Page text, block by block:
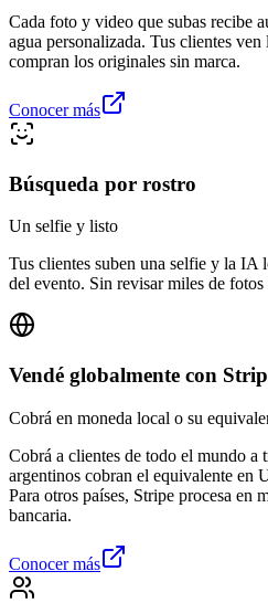
Cada foto y video que subas recibe
agua personalizada. Tus clientes
compran los originales sin marca.
Conocer más
Búsqueda por rostro
Un selfie y listo
Tus clientes suben una selfie y la IA
del evento. Sin revisar miles de fotos
Vendé globalmente con
Cobrá en moneda local o su
Cobrá a clientes de todo el mundo a
argentinos cobran el equivalente en
Para otros países, Stripe procesa en
bancaria.
Conocer más